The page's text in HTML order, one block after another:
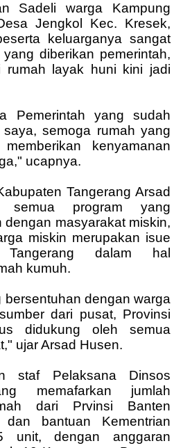
Sadeli warga Kampung
Jengkol Kec. Kresek,
keluarganya sangat
diberikan pemerintah,
rumah layak huni kini jadi
Pemerintah yang sudah
semoga rumah yang
kenyamanan
ucapnya.
Tangerang Arsad
semua program yang
dengan masyarakat miskin,
miskin merupakan isue
dalam hal
kumuh.
dengan warga
dari pusat, Provinsi
didukung oleh semua
ujar Arsad Husen.
staf Pelaksana Dinsos
memafarkan jumlah
dari Prvinsi Banten
bantuan Kementrian
unit, dengan anggaran